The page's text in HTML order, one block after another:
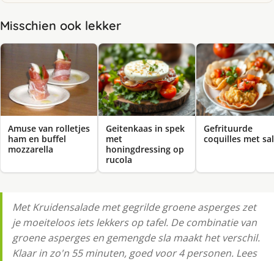
Misschien ook lekker
Amuse van rolletjes
ham en buffel
mozzarella
Geitenkaas in spek
met
honingdressing op
rucola
Gefrituurde
coquilles met
Met Kruidensalade met gegrilde groene asperges zet
je moeiteloos iets lekkers op tafel. De combinatie van
groene asperges en gemengde sla maakt het verschil.
Klaar in zo'n 55 minuten, goed voor 4 personen. Lees